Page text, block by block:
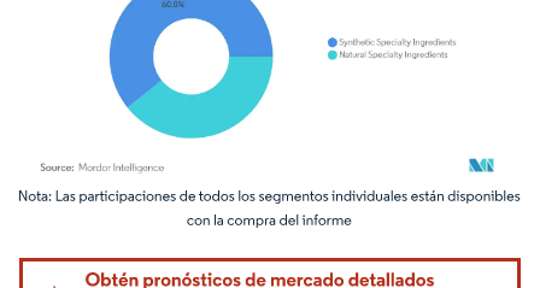
Imagen © Mordor Intelligence. El uso requiere atribución según CC BY 4.0.